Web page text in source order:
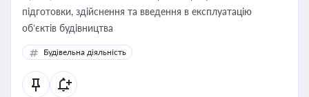
підготовки, здійснення та введення в експлуатацію
об’єктів будівництва
Будівельна діяльність